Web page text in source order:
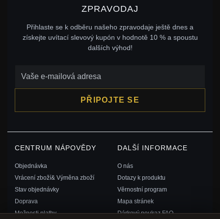
ZPRAVODAJ
Přihlaste se k odběru našeho zpravodaje ještě dnes a
získejte uvítací slevový kupón v hodnotě 10 % a spoustu
dalších výhod!
PŘIPOJTE SE
CENTRUM NÁPOVĚDY
Objednávka
Vrácení zboží& Výměna zboží
Stav objednávky
Doprava
Možnosti platby
DALŠÍ INFORMACE
O nás
Dotazy k produktu
Věrnostní program
Mapa stránek
Dárkový poukaz FAQ